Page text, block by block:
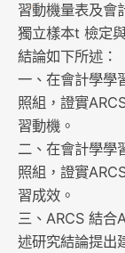
習動機量表及會
獨立樣本t 檢定
結論如下所述：
一、在會計學學
照組，證實
習動機。
二、在會計學學
照組，證實
習成效。
三、ARCS 結合
述研究結論提出